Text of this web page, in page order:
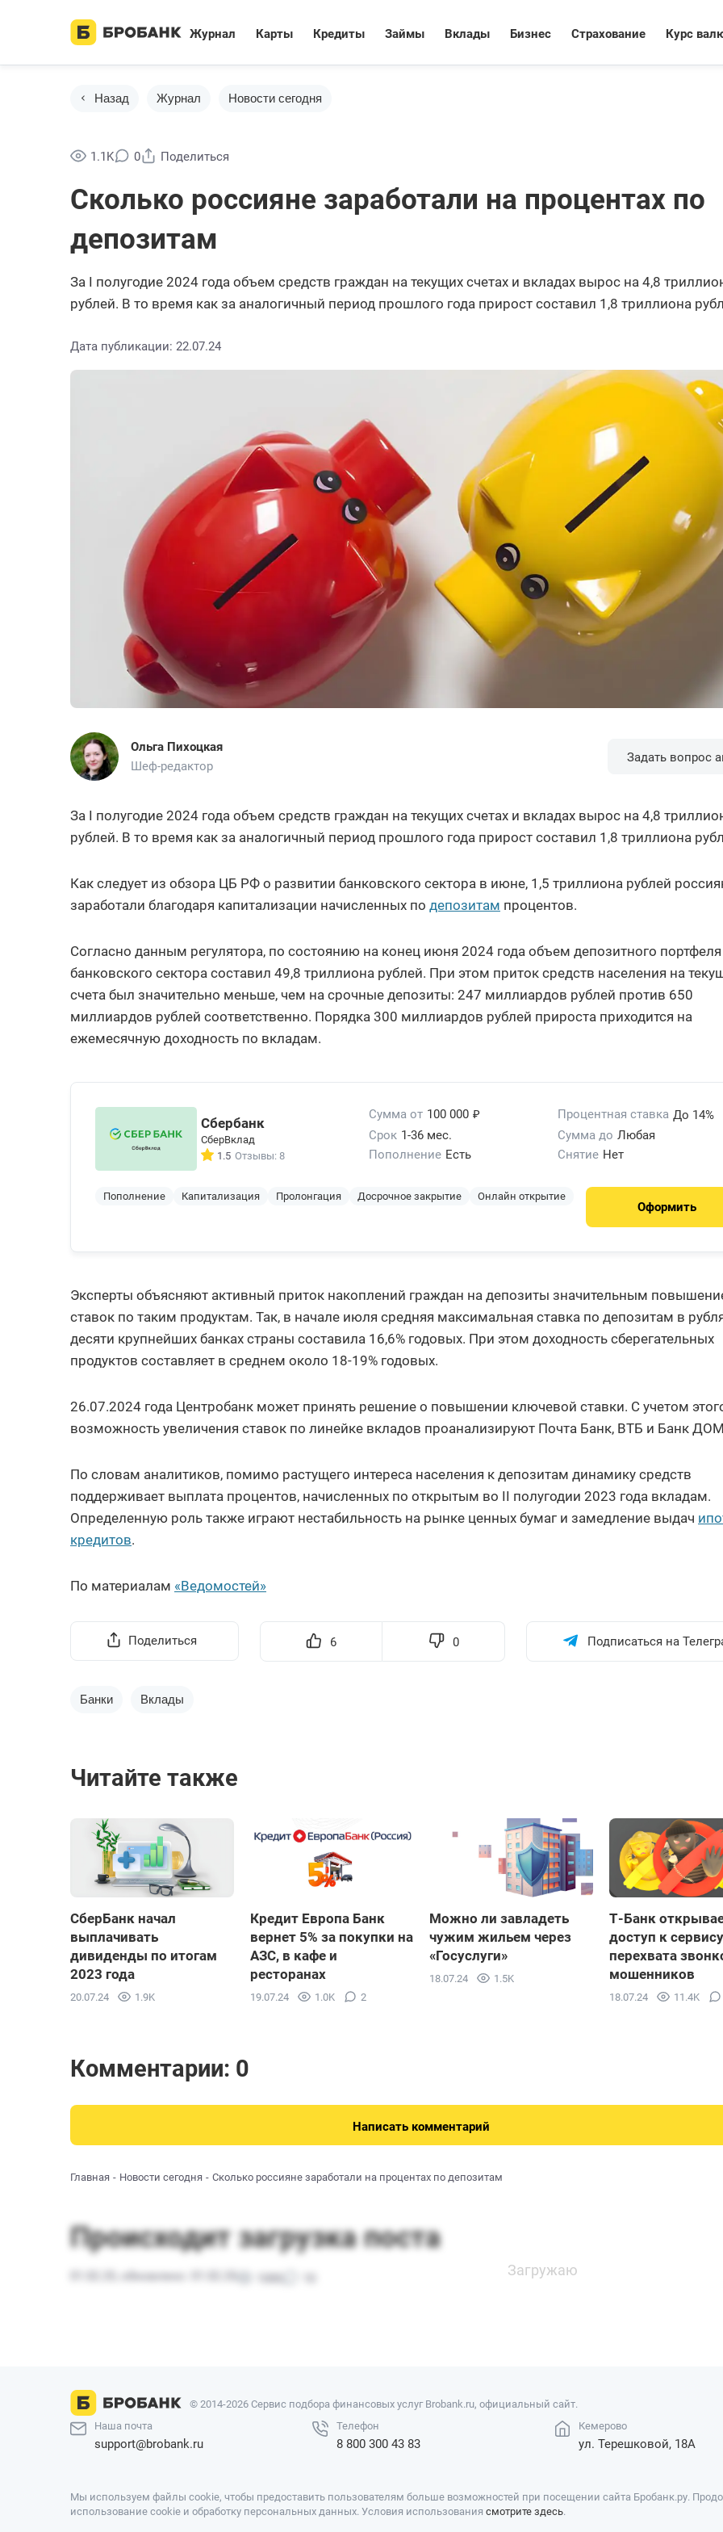
Журнал Карты Кредиты Займы Вклады Бизнес Страхование Курс
Назад Журнал Новости сегодня
1.1K 0 Поделиться
Сколько россияне заработали на процентах по
депозитам
За I полугодие 2024 года объем средств граждан на текущих счетах и вкладах вырос на 4,8
рублей. В то время как за аналогичный период прошлого года прирост составил 1,8 триллиона
Дата публикации: 22.07.24
Ольга Пихоцкая
Шеф-редактор
Задать вопрос
За I полугодие 2024 года объем средств граждан на текущих счетах и вкладах вырос на 4,8
рублей. В то время как за аналогичный период прошлого года прирост составил 1,8 триллиона
Как следует из обзора ЦБ РФ о развитии банковского сектора в июне, 1,5 триллиона рублей
заработали благодаря капитализации начисленных по депозитам процентов.
Согласно данным регулятора, по состоянию на конец июня 2024 года объем депозитного портфеля
банковского сектора составил 49,8 триллиона рублей. При этом приток средств населения на
счета был значительно меньше, чем на срочные депозиты: 247 миллиардов рублей против 650
миллиардов рублей соответственно. Порядка 300 миллиардов рублей прироста приходится на
ежемесячную доходность по вкладам.
Сбербанк
СберВклад
1.5 Отзывы: 8
Сумма от 100 000 ₽ Процентная ставка До 14%
Срок 1-36 мес. Сумма до Любая
Пополнение Есть Снятие Нет
Пополнение Капитализация Пролонгация Досрочное закрытие Онлайн открытие
Оформить
Эксперты объясняют активный приток накоплений граждан на депозиты значительным
ставок по таким продуктам. Так, в начале июля средняя максимальная ставка по депозитам в
десяти крупнейших банках страны составила 16,6% годовых. При этом доходность сберегательных
продуктов составляет в среднем около 18-19% годовых.
26.07.2024 года Центробанк может принять решение о повышении ключевой ставки. С учетом
возможность увеличения ставок по линейке вкладов проанализируют Почта Банк, ВТБ и Банк
По словам аналитиков, помимо растущего интереса населения к депозитам динамику средств
поддерживает выплата процентов, начисленных по открытым во II полугодии 2023 года вкладам.
Определенную роль также играют нестабильность на рынке ценных бумаг и замедление выдач
кредитов.
По материалам «Ведомостей»
Поделиться 6 0 Подписаться на
Банки Вклады
Читайте также
СберБанк начал
выплачивать
дивиденды по итогам
2023 года
20.07.24 1.9K
Кредит Европа Банк
вернет 5% за покупки на
АЗС, в кафе и
ресторанах
19.07.24 1.0K 2
Можно ли завладеть
чужим жильем через
«Госуслуги»
18.07.24 1.5K
Т-Банк
доступ к
перехвата
мошенников
18.07.24 11.4K
Комментарии: 0
Написать комментарий
Главная Новости сегодня Сколько россияне заработали на процентах по депозитам
© 2014-2026 Сервис подбора финансовых услуг Brobank.ru, официальный сайт.
Наша почта
support@brobank.ru
Телефон
8 800 300 43 83
Кемерово
ул. Терешковой, 18А
Мы используем файлы cookie, чтобы предоставить пользователям больше возможностей при посещении сайта Бробанк.ру.
использование cookie и обработку персональных данных. Условия использования смотрите здесь.